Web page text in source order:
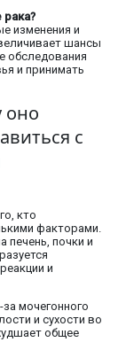
рака?
изменения и
шансы
обследования
и принимать
оно
с
кто
факторами.
печень, почки и
и
мочегонного
и сухости во
общее